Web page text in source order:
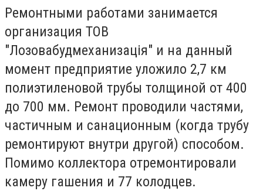
Ремонтными работами занимается
организация ТОВ
"Лозовабудмеханизація" и на данный
момент предприятие уложило 2,7 км
полиэтиленовой трубы толщиной от 400
до 700 мм. Ремонт проводили частями,
частичным и санационным (когда трубу
ремонтируют внутри другой) способом.
Помимо коллектора отремонтировали
камеру гашения и 77 колодцев.